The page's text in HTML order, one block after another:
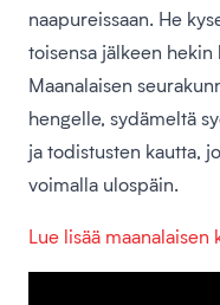
naapureissaan. He
toisensa jälkeen
Maanalaisen
hengelle, sydämeltä
ja todistusten kautta,
voimalla ulospäin.
Lue lisää maanalaisen